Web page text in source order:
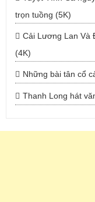
trọn tuồng (5K)
Cải Lương Lan Và
(4K)
Những bài tân cổ
Thanh Long hát